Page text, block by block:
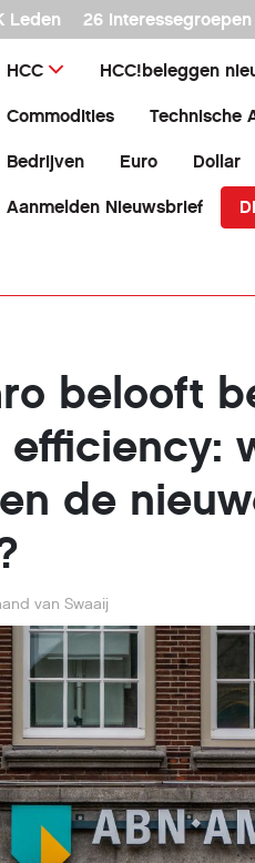
Leden 26 interessegroepen
HCC HCC!beleggen
Commodities Technische
Bedrijven Euro Dollar
Aanmelden Nieuwsbrief
belooft
de
van Swaaij